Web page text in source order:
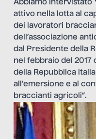
Abbiamo intervistato
attivo nella lotta al
dei lavoratori
dell’associazione
dal Presidente della
nel febbraio del 2017
della Repubblica
all’emersione e al
braccianti agricoli”.